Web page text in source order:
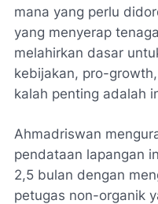
mana yang perlu
yang menyerap
melahirkan dasar
kebijakan, pro-
kalah penting adalah
​Ahmadriswan
pendataan lapangan
2,5 bulan dengan
petugas non-organik